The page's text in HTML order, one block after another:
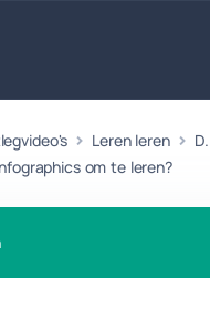
Maatschappijvakken
Geen vakken.
Leren leren
om te leren?